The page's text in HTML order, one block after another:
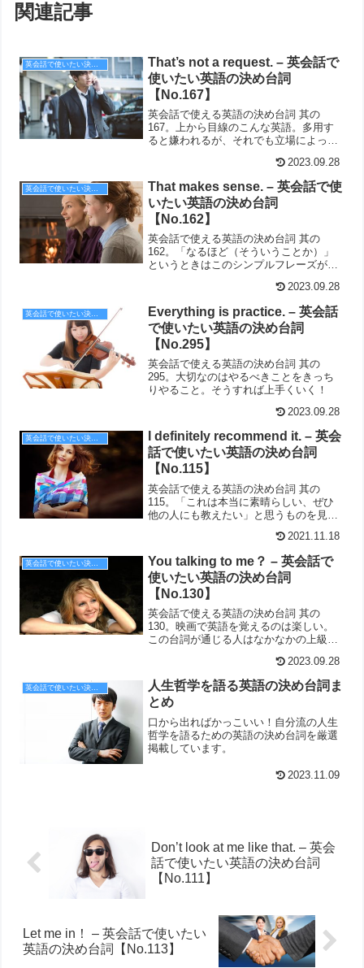
関連記事
英会話で使いたい決め台詞
That’s not a request. – 英会話で
使いたい英語の決め台詞
【No.167】
英会話で使える英語の決め台詞 其の
167。上から目線のこんな英語。多用す
ると嫌われるが、それでも立場によって
2023.09.28
英会話で使いたい決め台詞
That makes sense. – 英会話で使
いたい英語の決め台詞
【No.162】
英会話で使える英語の決め台詞 其の
162。「なるほど（そういうことか）」
というときはこのシンプルフレーズが有
2023.09.28
英会話で使いたい決め台詞
Everything is practice. – 英会話
で使いたい英語の決め台詞
【No.295】
英会話で使える英語の決め台詞 其の
295。大切なのはやるべきことをきっち
りやること。そうすれば上手くいく！
2023.09.28
英会話で使いたい決め台詞
I definitely recommend it. – 英会
話で使いたい英語の決め台詞
【No.115】
英会話で使える英語の決め台詞 其の
115。「これは本当に素晴らしい、ぜひ
他の人にも教えたい」と思うものを見つ
2021.11.18
英会話で使いたい決め台詞
You talking to me？ – 英会話で
使いたい英語の決め台詞
【No.130】
英会話で使える英語の決め台詞 其の
130。映画で英語を覚えるのは楽しい。
この台詞が通じる人はなかなかの上級者
2023.09.28
英会話で使いたい決め台詞
人生哲学を語る英語の決め台詞ま
とめ
口から出ればかっこいい！自分流の人生
哲学を語るための英語の決め台詞を厳選
掲載しています。
2023.11.09
Don’t look at me like that. – 英会
話で使いたい英語の決め台詞
【No.111】
Let me in！ – 英会話で使いたい
英語の決め台詞【No.113】